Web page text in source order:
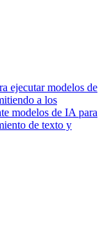
ejecutar modelos de
a los
modelos de IA para
de texto y